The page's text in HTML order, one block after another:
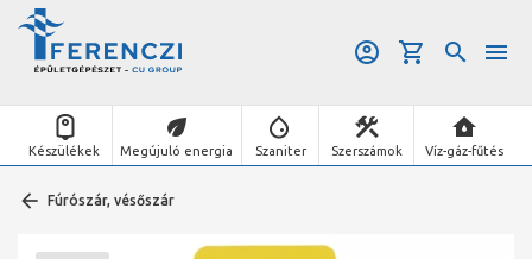
Készülékek Megújuló energia Szaniter Szerszámok Víz-gáz-fűtés
Fúrószár, vésőszár